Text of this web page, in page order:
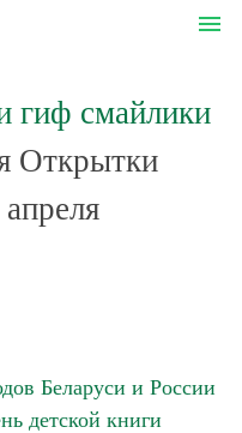
menu
гиф смайлики
Открытки
Беларуси и России
детской книги